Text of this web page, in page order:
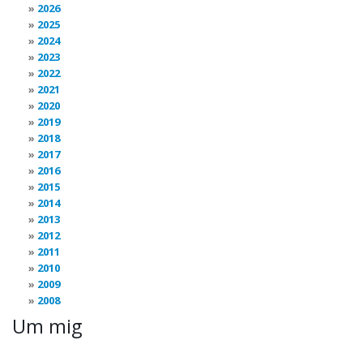
2026
2025
2024
2023
2022
2021
2020
2019
2018
2017
2016
2015
2014
2013
2012
2011
2010
2009
2008
Um mig